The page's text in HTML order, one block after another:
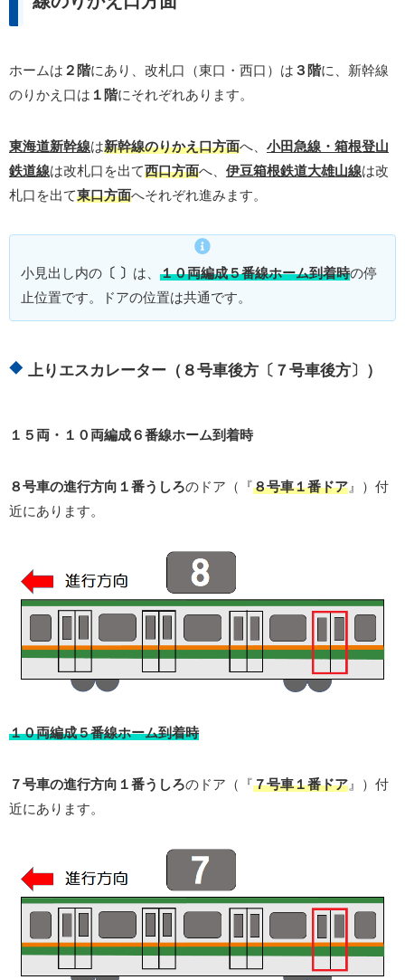
ホームは ２階にあり、改札口（東口・西口）は ３階に、新幹線
のりかえ口は １階にそれぞれあります。
東海道新幹線は新幹線のりかえ口方面へ、 小田急線・箱根登山
鉄道線は改札口を出て西口方面へ、 伊豆箱根鉄道大雄山線は改
札口を出て東口方面へそれぞれ進みます。
小見出し内の 〔 〕 は、 １０両編成５番線ホーム到着時の停
止位置です。ドアの位置は共通です。
上りエスカレーター（８号車後方〔７号車後方〕）
１５両・１０両編成６番線ホーム到着時
８号車の進行方向１番うしろのドア（『８号車１番ドア 』）付
近にあります。
１０両編成５番線ホーム到着時
７号車の進行方向１番うしろのドア（『７号車１番ドア 』）付
近にあります。